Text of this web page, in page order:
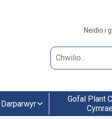
Neidio i
Darparwyr
Gofal Plant